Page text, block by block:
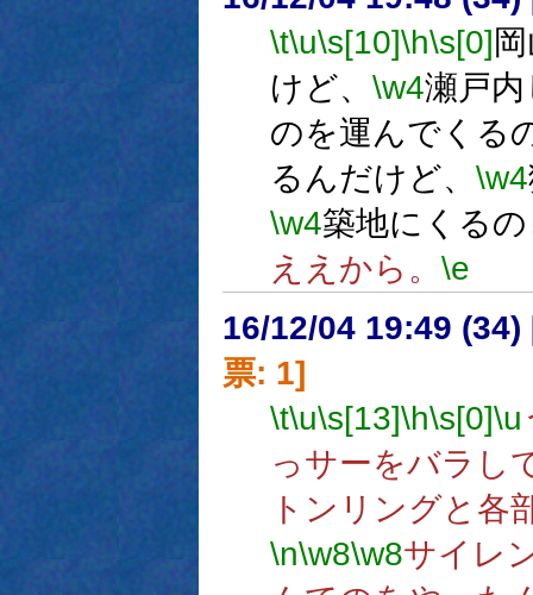
\t\u\s[10]\h\s[0]
けど、 \w4瀬戸
のを運んでくる
るんだけど、 \w4
\w4築地にくる
ええから。 \e
16/12/04 19:49 (34)
票: 1]
\t\u\s[13]\h\s[0]\u
っサーをバラし
トンリングと各
\n\w8\w8サイレ